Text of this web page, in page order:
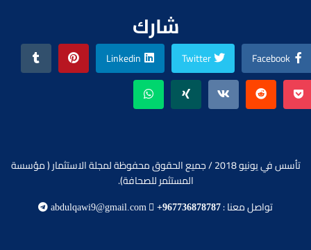
شارك
Facebook
Twitter
Linkedin
تأسس في يونيو 2018 / جميع الحقوق محفوظة لمجلة الاستثمار ( مؤسسة
المستثمر للصحافة).
تواصل معنا : +967736878787
abdulqawi9@gmail.com